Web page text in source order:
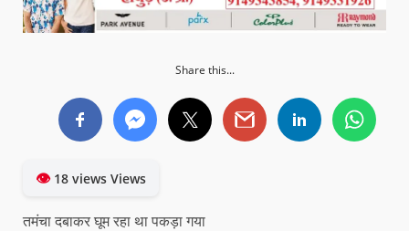
Share this...
👁18 views Views
तमंचा दबाकर घूम रहा था पकड़ा गया